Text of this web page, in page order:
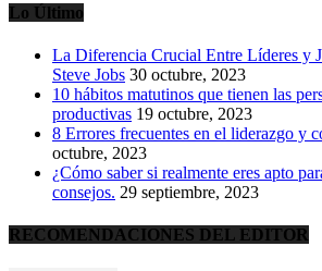
Lo Último
La Diferencia Crucial Entre Líderes y
Steve Jobs 30 octubre, 2023
10 hábitos matutinos que tienen las
productivas 19 octubre, 2023
8 Errores frecuentes en el liderazgo y
octubre, 2023
¿Cómo saber si realmente eres apto
consejos. 29 septiembre, 2023
RECOMENDACIONES DEL EDITOR